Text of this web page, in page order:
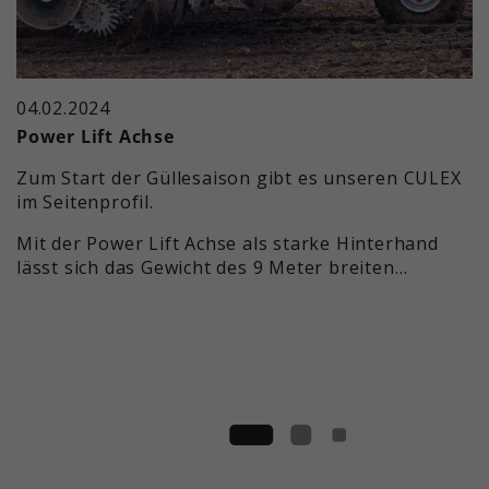
04.02.2024
Power Lift Achse
Zum Start der Güllesaison gibt es unseren CULEX
im Seitenprofil.
Mit der Power Lift Achse als starke Hinterhand
lässt sich das Gewicht des 9 Meter breiten…